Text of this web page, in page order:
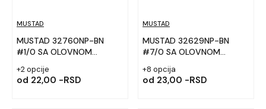
MUSTAD
MUSTAD 32760NP-BN
#1/0 SA OLOVNOM
+2 opcije
od 22,00 -RSD
MUSTAD
MUSTAD 32629NP-BN
#7/0 SA OLOVNOM
+8 opcija
od 23,00 -RSD